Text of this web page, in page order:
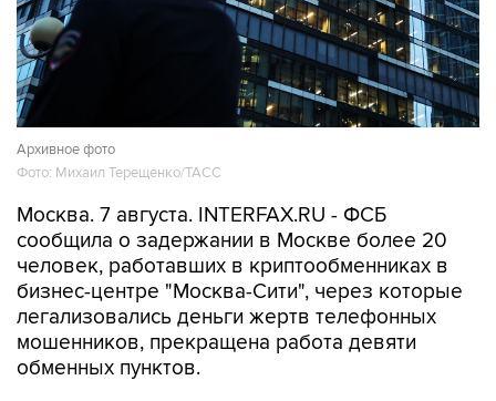
Архивное фото
Фото: Михаил Терещенко/ТАСС
Москва. 7 августа. INTERFAX.RU - ФСБ
сообщила о задержании в Москве более 20
человек, работавших в криптообменниках в
бизнес-центре "Москва-Сити", через которые
легализовались деньги жертв телефонных
мошенников, прекращена работа девяти
обменных пунктов.